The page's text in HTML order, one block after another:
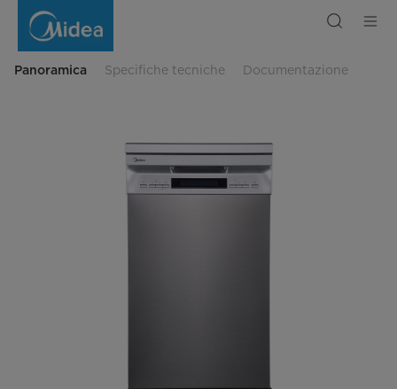
dishwasher
settings,
Panoramica Specifiche tecniche Documentazione